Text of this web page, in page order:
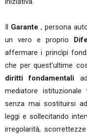
Il Garante , persona
un vero e proprio
affermare i princìpi
che per quest'ultime
diritti fondamentali
mediatore istituzionale
senza mai sostituirsi
leggi e sollecitando
irregolarità,